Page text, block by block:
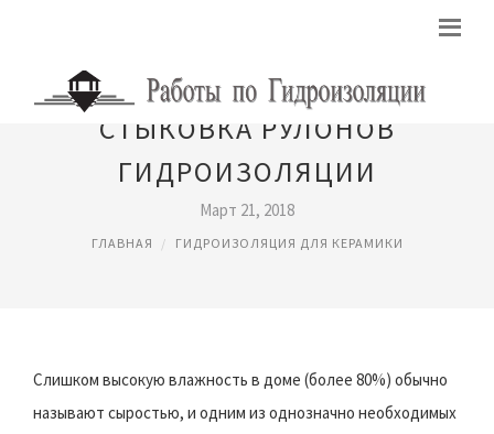
СТЫКОВКА РУЛОНОВ
ГИДРОИЗОЛЯЦИИ
Март 21, 2018
ГЛАВНАЯ ГИДРОИЗОЛЯЦИЯ ДЛЯ КЕРАМИКИ
Слишком высокую влажность в доме (более 80%) обычно
называют сыростью, и одним из однозначно необходимых